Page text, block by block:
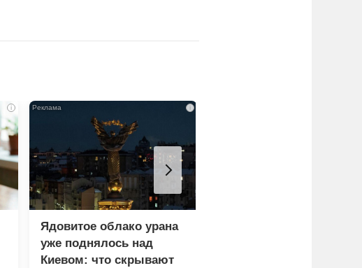
i i
Ядовитое облако урана
уже поднялось над
Киевом: что скрывают